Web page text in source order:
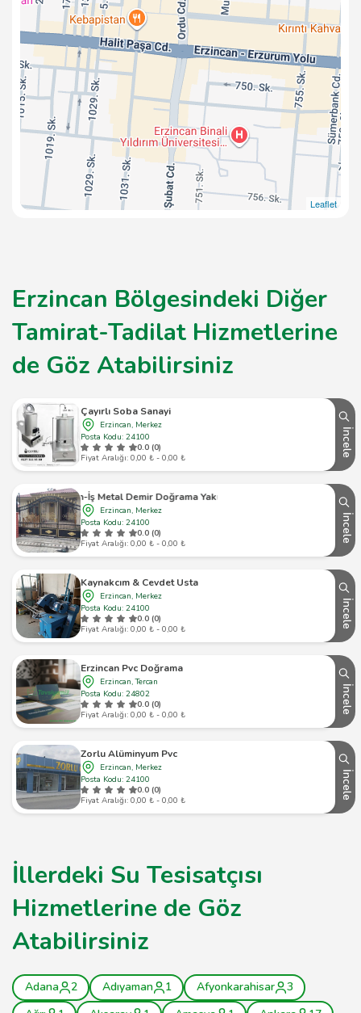
Leaflet
Erzincan Bölgesindeki Diğer
Tamirat-Tadilat Hizmetlerine
de Göz Atabilirsiniz
Çayırlı Soba Sanayi
Erzincan, Merkez
Posta Kodu: 24100
0.0 (0)
Fiyat Aralığı: 0,00 ₺ - 0,00 ₺
İncele
Özen-İş Metal Demir Doğrama Yakup Kort
Erzincan, Merkez
Posta Kodu: 24100
0.0 (0)
Fiyat Aralığı: 0,00 ₺ - 0,00 ₺
İncele
Kaynakcım & Cevdet Usta
Erzincan, Merkez
Posta Kodu: 24100
0.0 (0)
Fiyat Aralığı: 0,00 ₺ - 0,00 ₺
İncele
Erzincan Pvc Doğrama
Erzincan, Tercan
Posta Kodu: 24802
0.0 (0)
Fiyat Aralığı: 0,00 ₺ - 0,00 ₺
İncele
Zorlu Alüminyum Pvc
Erzincan, Merkez
Posta Kodu: 24100
0.0 (0)
Fiyat Aralığı: 0,00 ₺ - 0,00 ₺
İncele
İllerdeki Su Tesisatçısı
Hizmetlerine de Göz
Atabilirsiniz
Adana 2 Adıyaman 1 Afyonkarahisar
3